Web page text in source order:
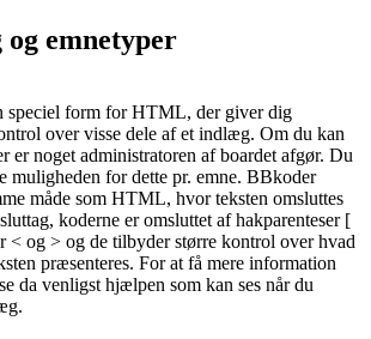
emnetyper
speciel form for HTML, der giver dig
over visse dele af et indlæg. Om du kan
er noget administratoren af boardet afgør. Du
muligheden for dette pr. emne. BBkoder
måde som HTML, hvor teksten omsluttes
koderne er omsluttet af hakparenteser [
< og > og de tilbyder større kontrol over hvad
præsenteres. For at få mere information
da venligst hjælpen som kan ses når du